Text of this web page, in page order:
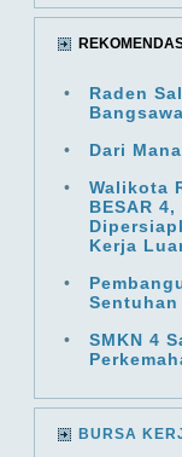
•
Raden
•
Dari
•
Walikota
BESAR
Kerja
•
Sentuhan
•
SMKN 4
BURSA